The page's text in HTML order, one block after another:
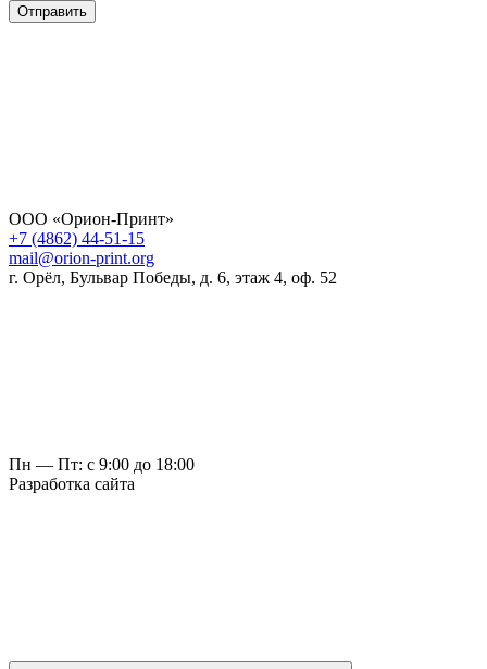
Отправить
ООО «Орион-Принт»
+7 (4862) 44-51-15
mail@orion-print.org
г. Орёл, Бульвар Победы, д. 6, этаж 4, оф. 52
Пн — Пт: с 9:00 до 18:00
Разработка сайта